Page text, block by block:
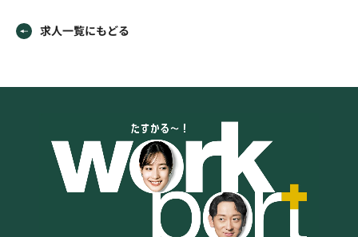
求人一覧にもどる